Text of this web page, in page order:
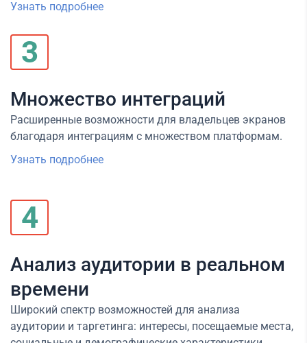
Узнать подробнее
3
Множество интеграций
Расширенные возможности для владельцев экранов
благодаря интеграциям с множеством платформам.
Узнать подробнее
4
Анализ аудитории в реальном
времени
Широкий спектр возможностей для анализа
аудитории и таргетинга: интересы, посещаемые места,